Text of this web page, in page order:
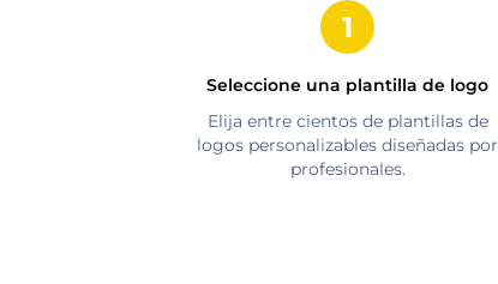
Seleccione una plantilla de logo
Elija entre cientos de plantillas de
logos personalizables diseñadas por
profesionales.